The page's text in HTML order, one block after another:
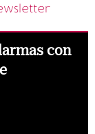
con